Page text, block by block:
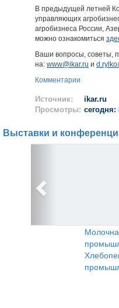
В предыдущей летней
управляющих
агробизнеса России,
можно ознакомиться
Ваши вопросы, советы,
на: www@ikar.ru и
Комментарии
Источник:
ikar.ru
Просмотры: сегодня:
Выставки и